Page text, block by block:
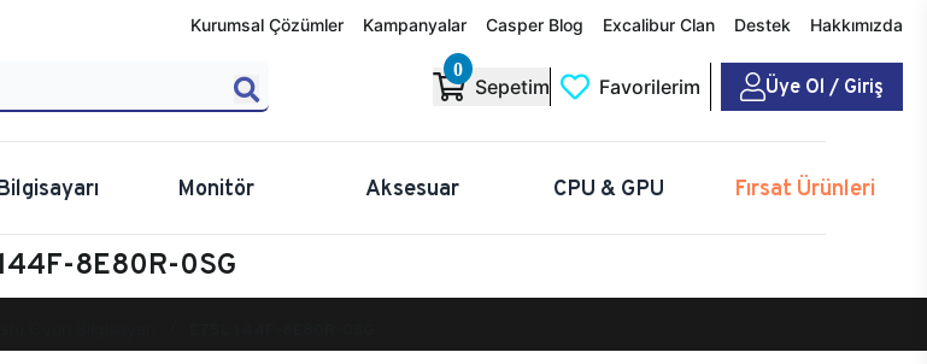
Kurumsal Çözümler Kampanyalar Casper Blog Excalibur Clan Destek Hakkımızda
0
Sepetim Favorilerim Üye Ol / Giriş
Monitör Aksesuar CPU & GPU Fırsat Ürünleri
8E80R-0SG